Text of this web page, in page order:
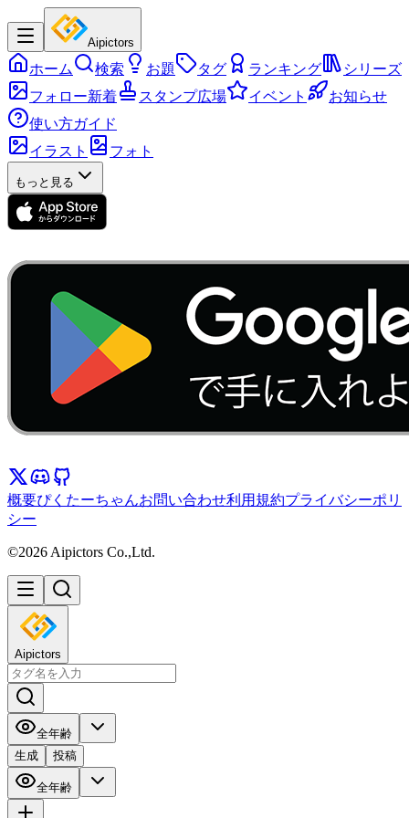
Aipictors
ホーム 検索 お題 タグ ランキング
シリーズ
フォロー新着
スタンプ広場 イベント
お知らせ
使い方ガイド
イラスト
フォト
もっと見る
概要ぴくたーちゃんお問い合わせ利用規約プライバシーポリ
シー
©2026 Aipictors Co.,Ltd.
Aipictors
全年齢
生成
投稿
全年齢